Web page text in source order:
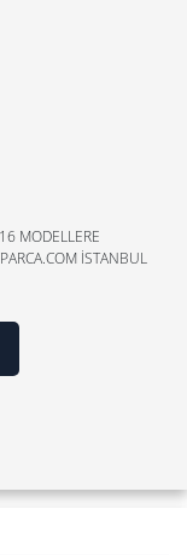
MODELLERE
İSTANBUL